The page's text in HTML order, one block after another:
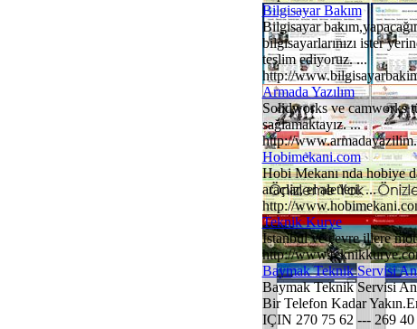
Bilgisayar Bakım
Bilgisayar
bilgisayarlarınızı ister
teslim ediyoruz. ...
http://
Armada Yazılım
Solidworks ve camworks
sağlamaktayız. ...
http://
Hobimekani.com
Hobi Mekanı nda hobiye
araçlar, el aletleri. ...
http://
Teknik Kurye
İstanbul ve çevre illere
http://
Baymak Teknik Servisi
Baymak Teknik Servisi
Bir Telefon Kadar
IÇIN 270 75 62 --- 269 40